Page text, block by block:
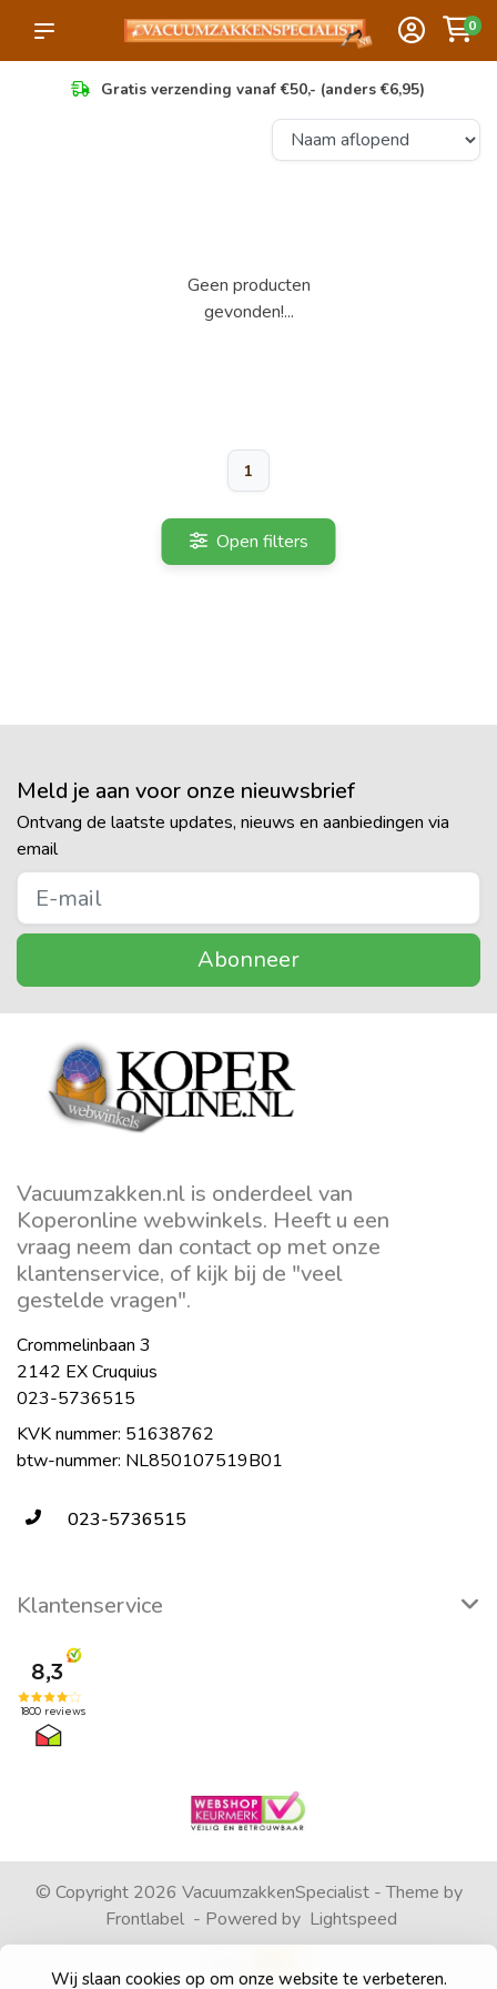
Wij slaan cookies op om onze website te verbeteren.
0
Gratis verzending vanaf €50,- (anders €6,95)
Geen producten
gevonden!...
1
Open filters
Meld je aan voor onze nieuwsbrief
Ontvang de laatste updates, nieuws en aanbiedingen via
email
Abonneer
Vacuumzakken.nl is onderdeel van
Koperonline webwinkels. Heeft u een
vraag neem dan contact op met onze
klantenservice, of kijk bij de "veel
gestelde vragen".
Crommelinbaan 3
2142 EX Cruquius
023-5736515
KVK nummer: 51638762
btw-nummer: NL850107519B01
023-5736515
Klantenservice
© Copyright 2026 VacuumzakkenSpecialist - Theme by
Frontlabel - Powered by Lightspeed